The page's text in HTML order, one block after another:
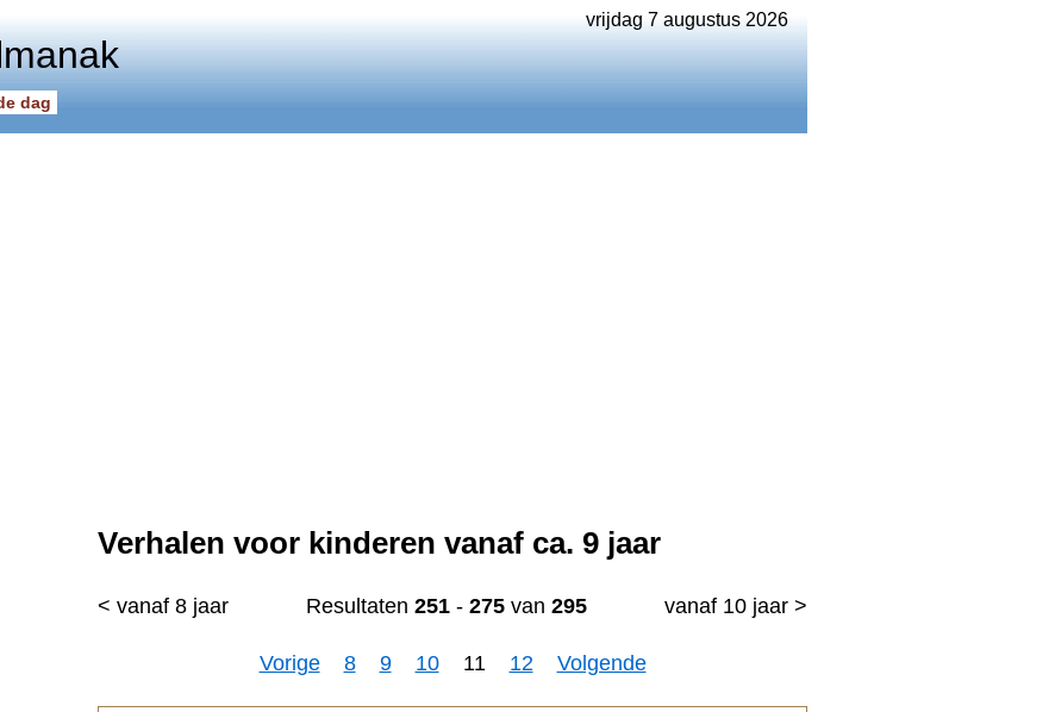
vrijdag 7 augustus 2026
dag
Verhalen voor kinderen vanaf ca. 9 jaar
< vanaf 8 jaar vanaf 10 jaar >
Resultaten 251 - 275 van 295
Vorige 8 9 1011 12 Volgende